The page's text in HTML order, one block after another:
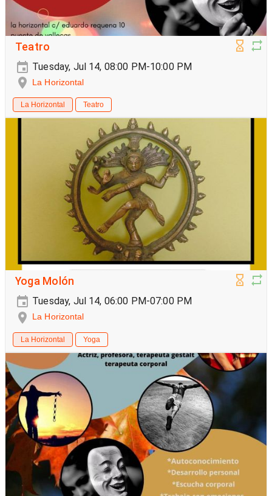
Teatro
Tuesday, Jul 14, 08:00 PM-10:00 PM
La Horizontal
La Horizontal Teatro
Yoga Molón
Tuesday, Jul 14, 06:00 PM-07:00 PM
La Horizontal
La Horizontal Yoga